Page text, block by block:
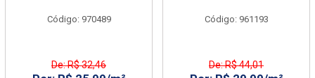
Código: 970489
De: R$ 32,46
Código: 961193
De: R$ 44,01